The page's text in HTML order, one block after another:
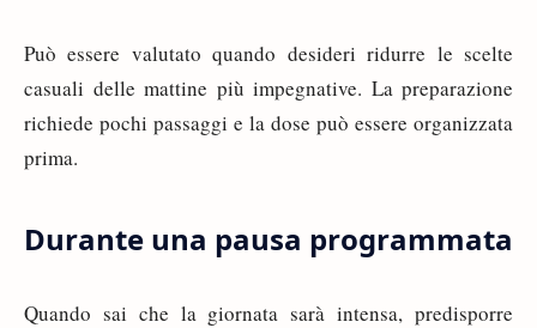
Può essere valutato quando desideri ridurre le scelte
casuali delle mattine più impegnative. La preparazione
richiede pochi passaggi e la dose può essere organizzata
prima.
Durante una pausa programmata
Quando sai che la giornata sarà intensa, predisporre